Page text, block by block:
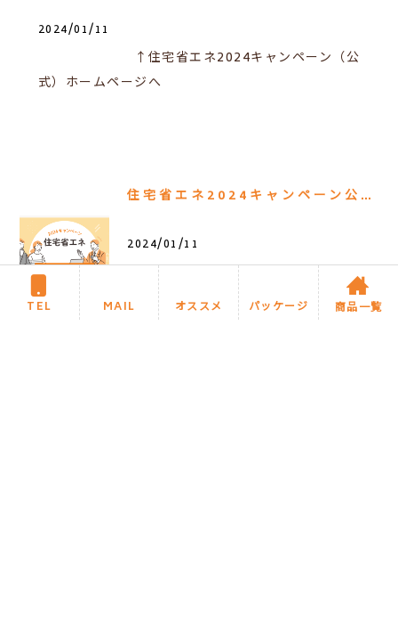
2024/01/11
↑住宅省エネ2024キャンペーン（公
式）ホームページへ
住宅省エネ2024キャンペーン公式ホームページ開設
2024/01/11
住宅省エネ2024キャンペーン公式ホー
ムページが開設されました。 ↑上記画
像をクリックで公式ホームペ
TEL MAIL オススメ パッケージ 商品一覧